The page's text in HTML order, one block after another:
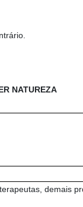
NATUREZA
demais